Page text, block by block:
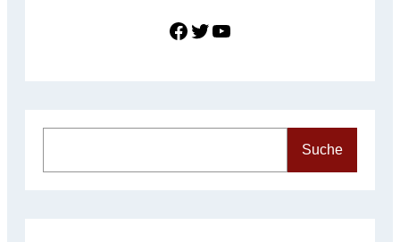
Link zu Facebook Twitter YouTube
Suche